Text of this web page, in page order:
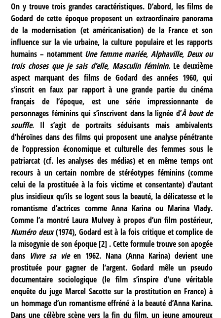
On y trouve trois grandes caractéristiques. D’abord, les films de
Godard de cette époque proposent un extraordinaire panorama
de la modernisation (et américanisation) de la France et son
influence sur la vie urbaine, la culture populaire et les rapports
humains – notamment Une femme mariée,Alphaville, Deux ou
trois choses que je sais d’elle, Masculin féminin. Le deuxième
aspect marquant des films de Godard des années 1960, qui
s’inscrit en faux par rapport à une grande partie du cinéma
français de l’époque, est une série impressionnante de
personnages féminins qui s’inscrivent dans la lignée d’À bout de
souffle. Il s’agit de portraits séduisants mais ambivalents
d’héroïnes dans des films qui proposent une analyse pénétrante
de l’oppression économique et culturelle des femmes sous le
patriarcat (cf. les analyses des médias) et en même temps ont
recours à un certain nombre de stéréotypes féminins (comme
celui de la prostituée à la fois victime et consentante) d’autant
plus insidieux qu’ils se logent sous la beauté, la délicatesse et le
romantisme d’actrices comme Anna Karina ou Marina Vlady.
Comme l’a montré Laura Mulvey à propos d’un film postérieur,
Numéro deux(1974), Godard est à la fois critique et complice de
la misogynie de son époque[2] . Cette formule trouve son apogée
dans Vivre sa vieen 1962. Nana (Anna Karina) devient une
prostituée pour gagner de l’argent. Godard mêle un pseudo
documentaire sociologique (le film s’inspire d’une véritable
enquête du juge Marcel Sacotte sur la prostitution en France) à
un hommage d’un romantisme effréné à la beauté d’Anna Karina.
Dans une célèbre scène vers la fin du film, un jeune amoureux